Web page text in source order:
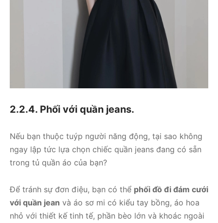
2.2.4. Phối với quần jeans.
Nếu bạn thuộc tuýp người năng động, tại sao không
ngay lập tức lựa chọn chiếc quần jeans đang có sẵn
trong tủ quần áo của bạn?
Để tránh sự đơn điệu, bạn có thể phối đồ đi đám cưới
với quần jean và áo sơ mi có kiểu tay bồng, áo hoa
nhỏ với thiết kế tinh tế, phần bèo lớn và khoác ngoài